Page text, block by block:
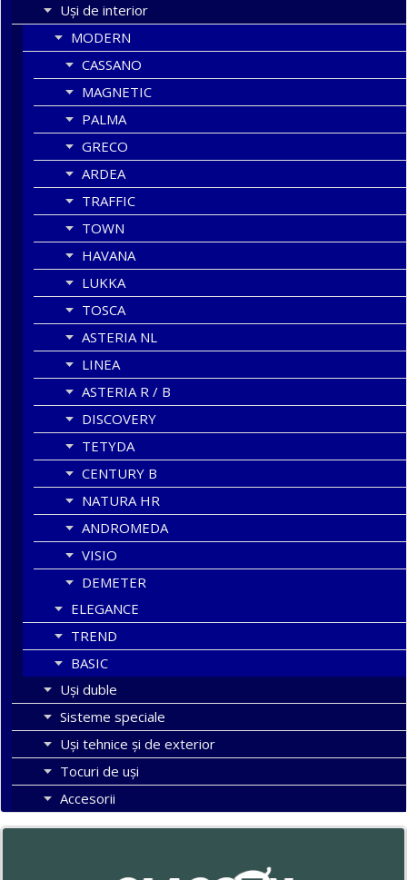
Uși de interior
MODERN
CASSANO
MAGNETIC
PALMA
GRECO
ARDEA
TRAFFIC
TOWN
HAVANA
LUKKA
TOSCA
ASTERIA NL
LINEA
ASTERIA R / B
DISCOVERY
TETYDA
CENTURY B
NATURA HR
ANDROMEDA
VISIO
DEMETER
ELEGANCE
TREND
BASIC
Uşi duble
Sisteme speciale
Uși tehnice și de exterior
Tocuri de uși
Accesorii